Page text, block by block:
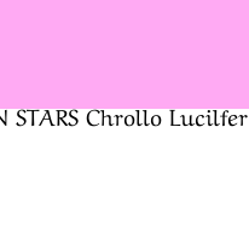
STARS Chrollo Lucilfer